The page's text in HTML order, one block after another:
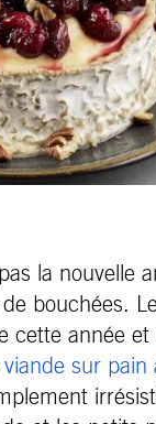
la nouvelle
bouchées.
cette année et
sur pain